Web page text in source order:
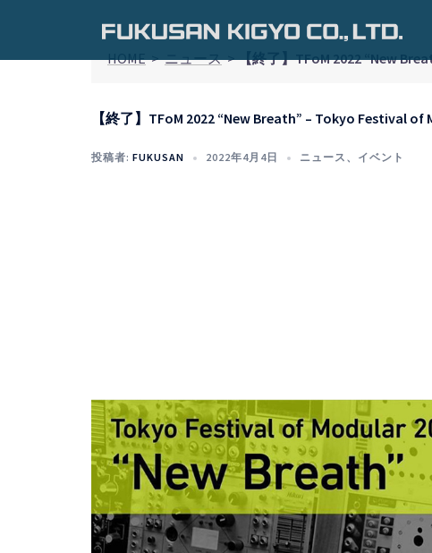
テ
HOME>ニュース>【終了】TFoM 2022 “New
【終了】TFoM 2022 “New Breath” – Tokyo Festival of
投稿者: FUKUSAN 2022年4月4日 ニュース 、 イベント